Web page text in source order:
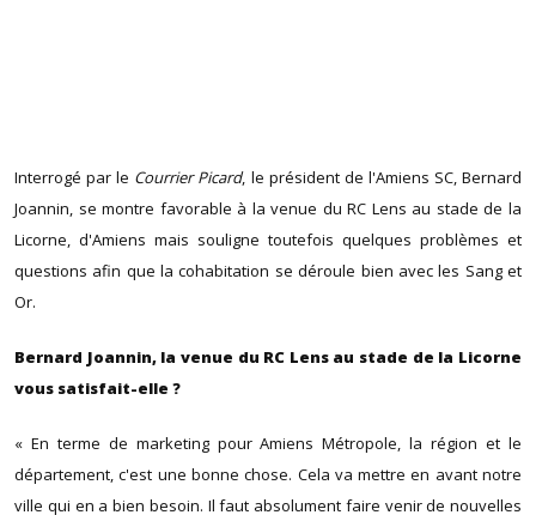
Interrogé par le Courrier Picard, le président de l'Amiens SC, Bernard
Joannin, se montre favorable à la venue du RC Lens au stade de la
Licorne, d'Amiens mais souligne toutefois quelques problèmes et
questions afin que la cohabitation se déroule bien avec les Sang et
Or.
Bernard Joannin, la venue du RC Lens au stade de la Licorne
vous satisfait-elle ?
« En terme de marketing pour Amiens Métropole, la région et le
département, c'est une bonne chose. Cela va mettre en avant notre
ville qui en a bien besoin. Il faut absolument faire venir de nouvelles